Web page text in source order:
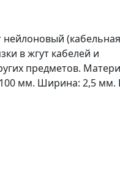
(кабельная
в жгут кабелей и
предметов.
мм. Ширина: 2,5 мм.